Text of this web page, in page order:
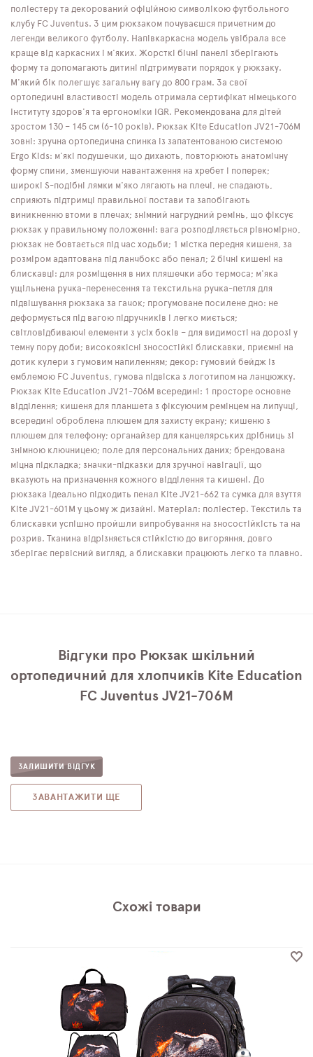
поліестеру та декорований офіційною символікою футбольного
клубу FC Juventus. З цим рюкзаком почуваєшся причетним до
легенди великого футболу. Напівкаркасна модель увібрала все
краще від каркасних і м'яких. Жорсткі бічні панелі зберігають
форму та допомагають дитині підтримувати порядок у рюкзаку.
М'який бік полегшує загальну вагу до 800 грам. За свої
ортопедичні властивості модель отримала сертифікат німецького
Інституту здоров'я та ергономіки IGR. Рекомендована для дітей
зростом 130 – 145 см (6-10 років). Рюкзак Kite Education JV21-706M
зовні: зручна ортопедична спинка із запатентованою системою
Ergo Kids: м'які подушечки, що дихають, повторюють анатомічну
форму спини, зменшуючи навантаження на хребет і поперек;
широкі S-подібні лямки м'яко лягають на плечі, не спадають,
сприяють підтримці правильної постави та запобігають
виникненню втоми в плечах; знімний нагрудний ремінь, що фіксує
рюкзак у правильному положенні: вага розподіляється рівномірно,
рюкзак не бовтається під час ходьби; 1 містка передня кишеня, за
розміром адаптована під ланчбокс або пенал; 2 бічні кишені на
блискавці: для розміщення в них пляшечки або термоса; м'яка
ущільнена ручка-перенесення та текстильна ручка-петля для
підвішування рюкзака за гачок; прогумоване посилене дно: не
деформується під вагою підручників і легко миється;
світловідбиваючі елементи з усіх боків – для видимості на дорозі у
темну пору доби; високоякісні зносостійкі блискавки, приємні на
дотик кулери з гумовим напиленням; декор: гумовий бейдж із
емблемою FC Juventus, гумова підвіска з логотипом на ланцюжку.
Рюкзак Kite Education JV21-706M всередині: 1 просторе основне
відділення; кишеня для планшета з фіксуючим ремінцем на липучці,
всередині оброблена плюшем для захисту екрану; кишеню з
плюшем для телефону; органайзер для канцелярських дрібниць зі
знімною ключницею; поле для персональних даних; брендована
міцна підкладка; значки-підказки для зручної навігації, що
вказують на призначення кожного відділення та кишені. До
рюкзака ідеально підходить пенал Kite JV21-662 та сумка для взуття
Kite JV21-601M у цьому ж дизайні. Матеріал: поліестер. Текстиль та
блискавки успішно пройшли випробування на зносостійкість та на
розрив. Тканина відрізняється стійкістю до вигоряння, довго
зберігає первісний вигляд, а блискавки працюють легко та плавно.
Відгуки про Рюкзак шкільний
ортопедичний для хлопчиків Kite Education
FC Juventus JV21-706M
ЗАЛИШИТИ ВІДГУК
ЗАВАНТАЖИТИ ЩЕ
Схожі товари